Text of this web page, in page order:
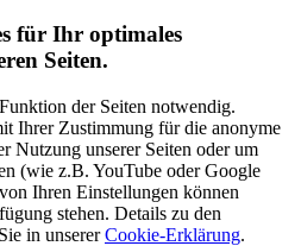
für Ihr optimales
Seiten.
der Seiten notwendig.
Ihrer Zustimmung für die anonyme
Nutzung unserer Seiten oder um
(wie z.B. YouTube oder Google
Ihren Einstellungen können
stehen. Details zu den
in unsererCookie-Erklärung.